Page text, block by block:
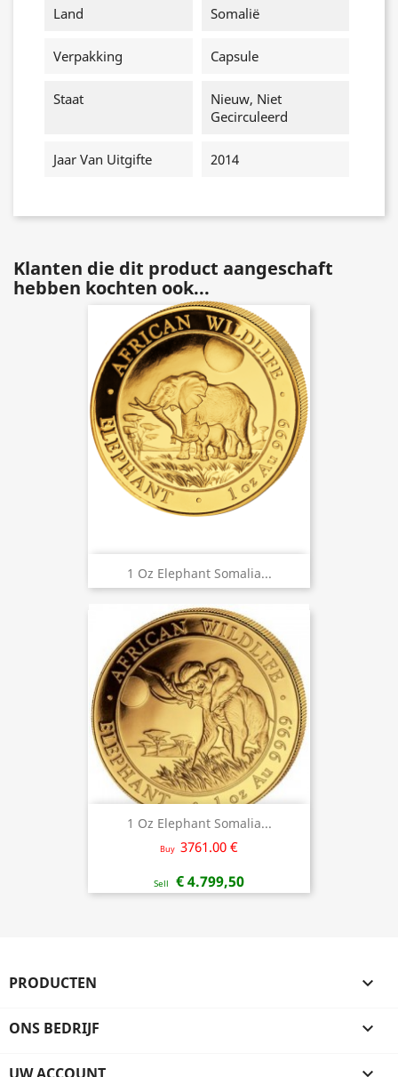
Land Somalië
Verpakking Capsule
Staat
Nieuw, Niet
Gecirculeerd
Jaar Van Uitgifte 2014
Klanten die dit product aangeschaft
hebben kochten ook...
1 Oz Elephant Somalia...
1 Oz Elephant Somalia...
Buy 3761.00 €
Sell € 4.799,50
PRODUCTEN 
ONS BEDRIJF 